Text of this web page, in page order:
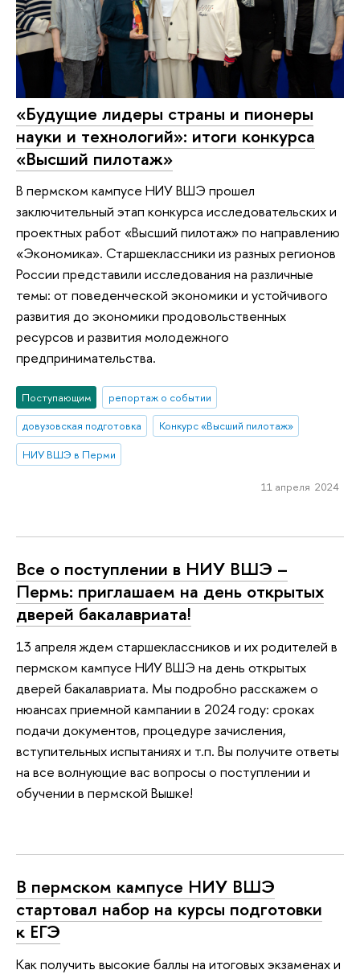
«Будущие лидеры страны и пионеры
науки и технологий»: итоги конкурса
«Высший пилотаж»
В пермском кампусе НИУ ВШЭ прошел
заключительный этап конкурса исследовательских и
проектных работ «Высший пилотаж» по направлению
«Экономика». Старшеклассники из разных регионов
России представили исследования на различные
темы: от поведенческой экономики и устойчивого
развития до экономики продовольственных
ресурсов и развития молодежного
предпринимательства.
Поступающим
репортаж о событии
довузовская подготовка
Конкурс «Высший пилотаж»
НИУ ВШЭ в Перми
11 апреля 2024
Все о поступлении в НИУ ВШЭ –
Пермь: приглашаем на день открытых
дверей бакалавриата!
13 апреля ждем старшеклассников и их родителей в
пермском кампусе НИУ ВШЭ на день открытых
дверей бакалавриата. Мы подробно расскажем о
нюансах приемной кампании в 2024 году: сроках
подачи документов, процедуре зачисления,
вступительных испытаниях и т.п. Вы получите ответы
на все волнующие вас вопросы о поступлении и
обучении в пермской Вышке!
В пермском кампусе НИУ ВШЭ
стартовал набор на курсы подготовки
к ЕГЭ
Как получить высокие баллы на итоговых экзаменах и